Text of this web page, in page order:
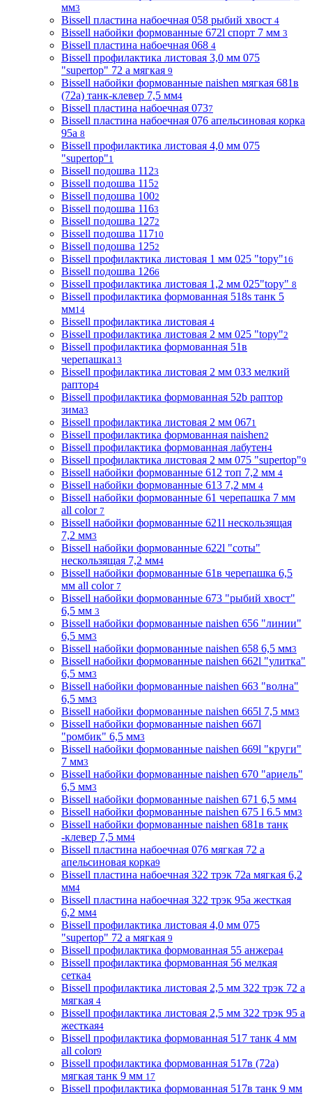
мм3
Bissell пластина набоечная 058 рыбий хвост 4
Bissell набойки формованные 672l спорт 7 мм 3
Bissell пластина набоечная 068 4
Bissell профилактика листовая 3,0 мм 075
"supertop" 72 а мягкая 9
Bissell набойки формованные naishen мягкая 681в
(72a) танк-клевер 7,5 мм4
Bissell пластина набоечная 0737
Bissell пластина набоечная 076 апельсиновая корка
95а 8
Bissell профилактика листовая 4,0 мм 075
"supertop"1
Bissell подошва 1123
Bissell подошва 1152
Bissell подошва 1002
Bissell подошва 1163
Bissell подошва 1272
Bissell подошва 11710
Bissell подошва 1252
Bissell профилактика листовая 1 мм 025 "topy"16
Bissell подошва 1266
Bissell профилактика листовая 1,2 мм 025"topy" 8
Bissell профилактика формованная 518s танк 5
мм14
Bissell профилактика листовая 4
Bissell профилактика листовая 2 мм 025 "topy"2
Bissell профилактика формованная 51в
черепашка13
Bissell профилактика листовая 2 мм 033 мелкий
раптор4
Bissell профилактика формованная 52b раптор
зима3
Bissell профилактика листовая 2 мм 0671
Bissell профилактика формованная naishen2
Bissell профилактика формованная лабутен4
Bissell профилактика листовая 2 мм 075 "supertop"9
Bissell набойки формованные 612 топ 7,2 мм 4
Bissell набойки формованные 613 7,2 мм 4
Bissell набойки формованные 61 черепашка 7 мм
all color 7
Bissell набойки формованные 621l нескользящая
7,2 мм3
Bissell набойки формованные 622l "соты"
нескользящая 7,2 мм4
Bissell набойки формованные 61в черепашка 6,5
мм all color 7
Bissell набойки формованные 673 "рыбий хвост"
6,5 мм 3
Bissell набойки формованные naishen 656 "линии"
6,5 мм3
Bissell набойки формованные naishen 658 6,5 мм3
Bissell набойки формованные naishen 662l "улитка"
6,5 мм3
Bissell набойки формованные naishen 663 "волна"
6,5 мм3
Bissell набойки формованные naishen 665l 7,5 мм3
Bissell набойки формованные naishen 667l
"ромбик" 6,5 мм3
Bissell набойки формованные naishen 669l "круги"
7 мм3
Bissell набойки формованные naishen 670 "ариель"
6,5 мм3
Bissell набойки формованные naishen 671 6,5 мм4
Bissell набойки формованные naishen 675 l 6.5 мм3
Bissell набойки формованные naishen 681в танк
-клевер 7,5 мм4
Bissell пластина набоечная 076 мягкая 72 а
апельсиновая корка9
Bissell пластина набоечная 322 трэк 72а мягкая 6,2
мм4
Bissell пластина набоечная 322 трэк 95а жесткая
6,2 мм4
Bissell профилактика листовая 4,0 мм 075
"supertop" 72 а мягкая 9
Bissell профилактика формованная 55 анжера4
Bissell профилактика формованная 56 мелкая
сетка4
Bissell профилактика листовая 2,5 мм 322 трэк 72 а
мягкая 4
Bissell профилактика листовая 2,5 мм 322 трэк 95 а
жесткая4
Bissell профилактика формованная 517 танк 4 мм
all color9
Bissell профилактика формованная 517в (72a)
мягкая танк 9 мм 17
Bissell профилактика формованная 517в танк 9 мм